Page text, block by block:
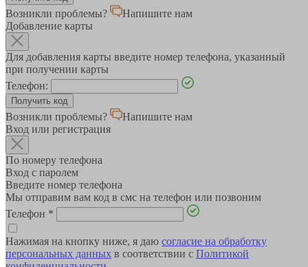
Возникли проблемы?
Напишите нам
Добавление карты
Для добавления карты введите номер телефона, указанный
при получении карты
Телефон:
Возникли проблемы?
Напишите нам
Вход или регистрация
По номеру телефона
Вход с паролем
Введите номер телефона
Мы отправим вам код в смс на телефон или позвоним
Телефон *
Нажимая на кнопку ниже, я даю согласие на обработку
персональных данных в соответствии с Политикой